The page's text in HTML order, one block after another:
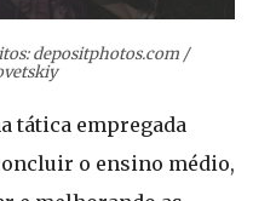
depositphotos.com /
tática empregada
o ensino médio,